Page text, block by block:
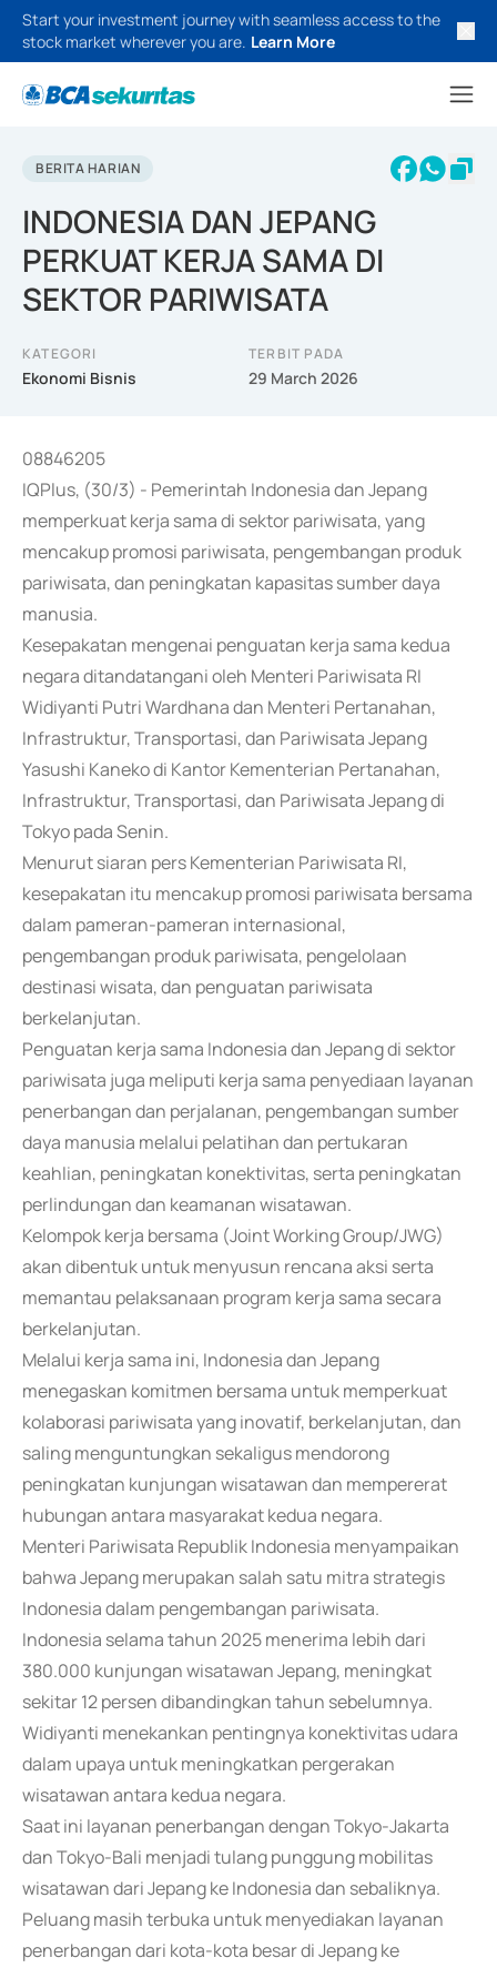
Start your investment journey with seamless access to the
stock market wherever you are. Learn More
BERITA HARIAN
INDONESIA DAN JEPANG
PERKUAT KERJA SAMA DI
SEKTOR PARIWISATA
KATEGORI
Ekonomi Bisnis
TERBIT PADA
29 March 2026
08846205
IQPlus, (30/3) - Pemerintah Indonesia dan Jepang
memperkuat kerja sama di sektor pariwisata, yang
mencakup promosi pariwisata, pengembangan produk
pariwisata, dan peningkatan kapasitas sumber daya
manusia.
Kesepakatan mengenai penguatan kerja sama kedua
negara ditandatangani oleh Menteri Pariwisata RI
Widiyanti Putri Wardhana dan Menteri Pertanahan,
Infrastruktur, Transportasi, dan Pariwisata Jepang
Yasushi Kaneko di Kantor Kementerian Pertanahan,
Infrastruktur, Transportasi, dan Pariwisata Jepang di
Tokyo pada Senin.
Menurut siaran pers Kementerian Pariwisata RI,
kesepakatan itu mencakup promosi pariwisata bersama
dalam pameran-pameran internasional,
pengembangan produk pariwisata, pengelolaan
destinasi wisata, dan penguatan pariwisata
berkelanjutan.
Penguatan kerja sama Indonesia dan Jepang di sektor
pariwisata juga meliputi kerja sama penyediaan layanan
penerbangan dan perjalanan, pengembangan sumber
daya manusia melalui pelatihan dan pertukaran
keahlian, peningkatan konektivitas, serta peningkatan
perlindungan dan keamanan wisatawan.
Kelompok kerja bersama (Joint Working Group/JWG)
akan dibentuk untuk menyusun rencana aksi serta
memantau pelaksanaan program kerja sama secara
berkelanjutan.
Melalui kerja sama ini, Indonesia dan Jepang
menegaskan komitmen bersama untuk memperkuat
kolaborasi pariwisata yang inovatif, berkelanjutan, dan
saling menguntungkan sekaligus mendorong
peningkatan kunjungan wisatawan dan mempererat
hubungan antara masyarakat kedua negara.
Menteri Pariwisata Republik Indonesia menyampaikan
bahwa Jepang merupakan salah satu mitra strategis
Indonesia dalam pengembangan pariwisata.
Indonesia selama tahun 2025 menerima lebih dari
380.000 kunjungan wisatawan Jepang, meningkat
sekitar 12 persen dibandingkan tahun sebelumnya.
Widiyanti menekankan pentingnya konektivitas udara
dalam upaya untuk meningkatkan pergerakan
wisatawan antara kedua negara.
Saat ini layanan penerbangan dengan Tokyo-Jakarta
dan Tokyo-Bali menjadi tulang punggung mobilitas
wisatawan dari Jepang ke Indonesia dan sebaliknya.
Peluang masih terbuka untuk menyediakan layanan
penerbangan dari kota-kota besar di Jepang ke